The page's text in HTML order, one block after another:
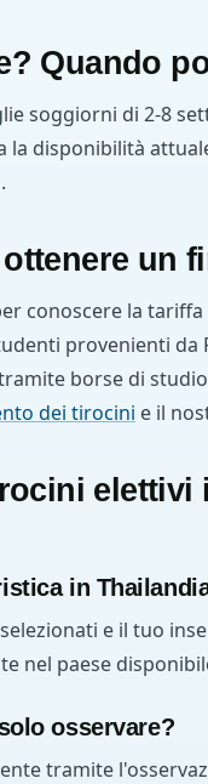
Quando
soggiorni di 2-8
disponibilità
.
un
conoscere la
provenienti da
borse di
dei tirocini e il
elettivi
in
e il tuo
nel paese
osservare?
tramite